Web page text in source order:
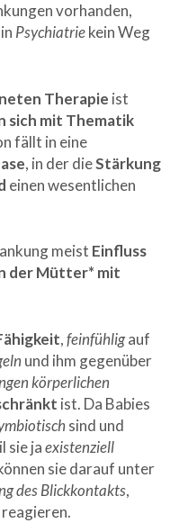
vorhanden,
Psychiatriekein Weg
Therapie ist
sich mit Thematik
fällt in eine
, in der dieStärkung
einen wesentlichen
meist Einfluss
der Mütter* mit
,feinfühligauf
und ihm gegenüber
körperlichen
ist. Da Babies
sind und
sie jaexistenziell
sie darauf unter
des Blickkontakts,
reagieren.